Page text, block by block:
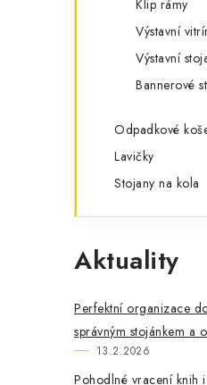
Klip rámy
Výstavní
Výstavní
Bannerové
Odpadkové
Lavičky
Stojany na kola
Aktuality
Perfektní organizace
správným stojánkem a
13.2.2026
Pohodlné vracení knih